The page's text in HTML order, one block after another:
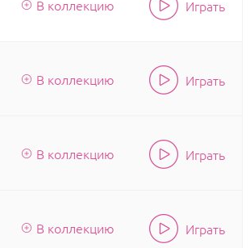
Играть
В коллекцию
Играть
В коллекцию
Играть
В коллекцию
Играть
В коллекцию